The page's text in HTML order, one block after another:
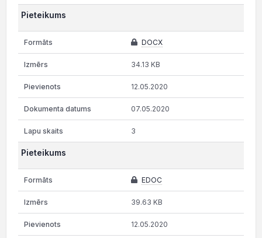
Pieteikums
DOCX
34.13 KB
12.05.2020
07.05.2020
3
Pieteikums
EDOC
39.63 KB
12.05.2020